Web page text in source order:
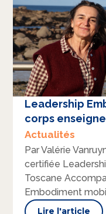
Leadership
corps
Actualités
Par Valérie
certifiée
Toscane
Embodiment
Lire l'article